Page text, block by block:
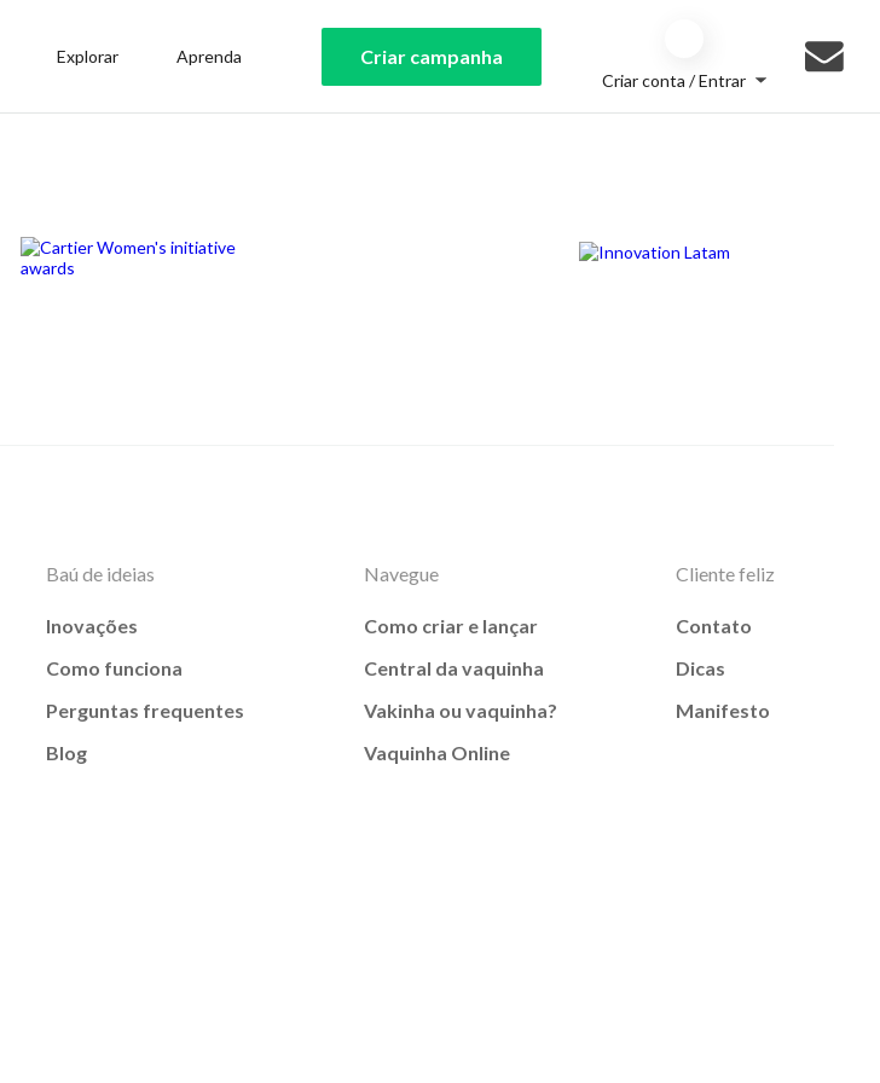
Explorar Aprenda Criar campanha
Criar conta / Entrar
Baú de ideias
Inovações
Como funciona
Perguntas frequentes
Blog
Navegue
Como criar e lançar
Central da vaquinha
Vakinha ou vaquinha?
Vaquinha Online
Cliente feliz
Contato
Dicas
Manifesto